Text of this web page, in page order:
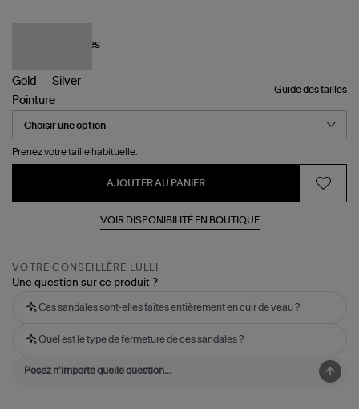
Guide des tailles
Pointure
Prenez votre taille habituelle.
AJOUTER AU PANIER
VOIR DISPONIBILITÉ EN BOUTIQUE
VOTRE CONSEILLÈRE LULLI
Une question sur ce produit ?
Ces sandales sont-elles faites entièrement en cuir de veau ?
Quel est le type de fermeture de ces sandales ?